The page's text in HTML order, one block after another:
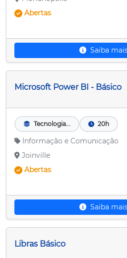
Abertas
Saiba
Microsoft Power BI - Básico
Tecnologia... 20h
Informação e Comunicação
Joinville
Abertas
Saiba
Libras Básico